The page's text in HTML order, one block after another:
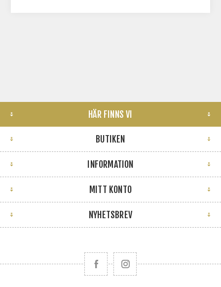
HÄR FINNS VI
BUTIKEN
INFORMATION
MITT KONTO
NYHETSBREV